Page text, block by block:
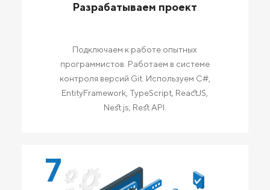
Разрабатываем проект
Подключаем к работе опытных
программистов. Работаем в системе
контроля версий Git. Используем C#,
EntityFramework, TypeScript, ReactJS,
Nest.js, Rest API.
7